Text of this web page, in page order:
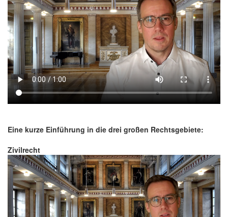
Eine kurze Einführung in die drei großen Rechtsgebiete:
Zivilrecht